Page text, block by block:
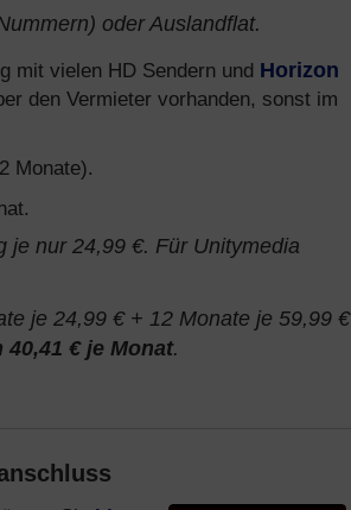
oder Auslandflat.
mit vielen HD Sendern und Horizon
den Vermieter vorhanden, sonst im
Monate).
je nur 24,99 €. Für Unitymedia
je 24,99 € + 12 Monate je 59,99 €
€ je Monat.